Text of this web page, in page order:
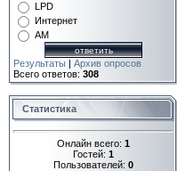
LPD
Интернет
AM
Результаты | Архив опросов
Всего ответов: 308
Статистика
Онлайн всего: 1
Гостей: 1
Пользователей: 0